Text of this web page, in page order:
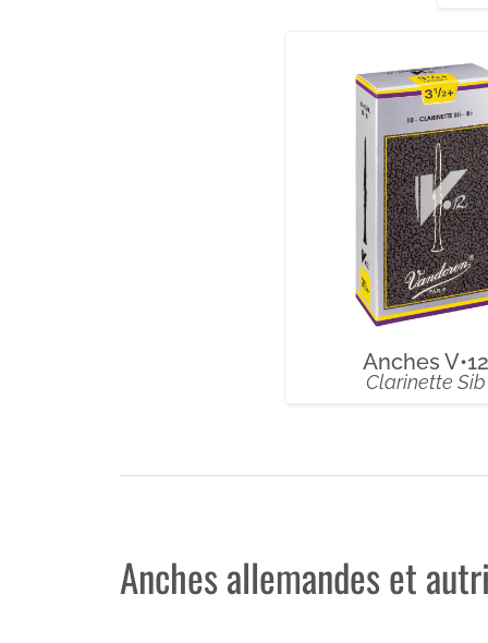
Anches V•12
Clarinette Sib
Anches allemandes et